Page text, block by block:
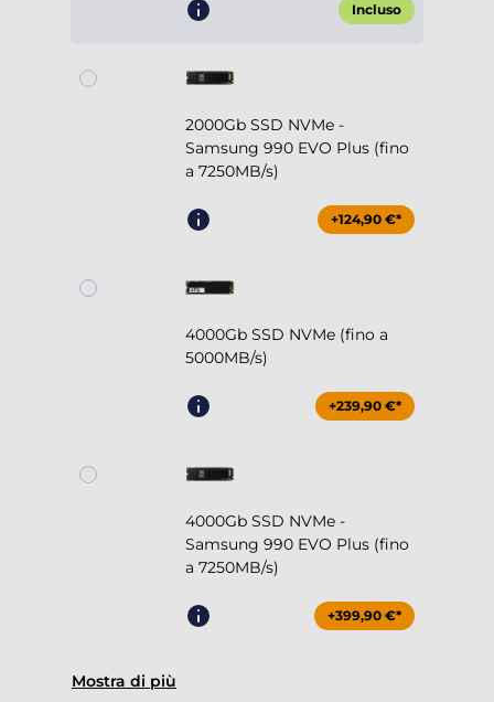
Incluso
2000Gb SSD NVMe -
Samsung 990 EVO Plus (fino
a 7250MB/s)
+124,90 €*
4000Gb SSD NVMe (fino a
5000MB/s)
+239,90 €*
4000Gb SSD NVMe -
Samsung 990 EVO Plus (fino
a 7250MB/s)
+399,90 €*
Mostra di più